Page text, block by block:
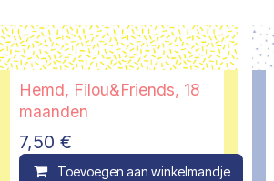
Compare
Hemd, Filou&Friends, 18
maanden
7,50 €
Toevoegen aan winkelmandje